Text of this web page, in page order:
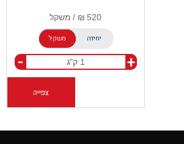
משקל יחידה
+
-
הוספה לסל
צפייה